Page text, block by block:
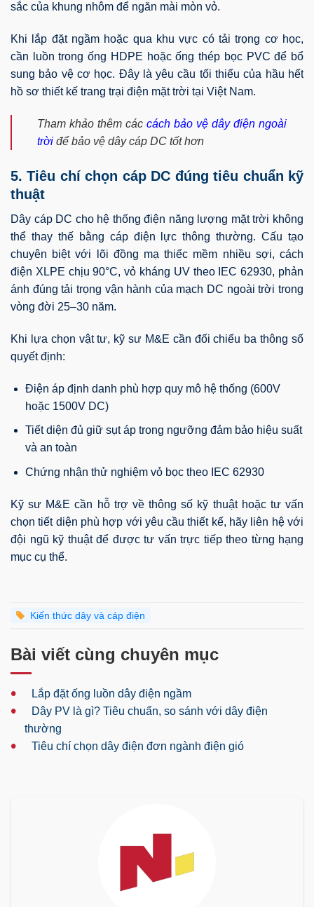
sắc của khung nhôm để ngăn mài mòn vỏ.
Khi lắp đặt ngầm hoặc qua khu vực có tải trọng cơ học,
cần luồn trong ống HDPE hoặc ống thép bọc PVC để bổ
sung bảo vệ cơ học. Đây là yêu cầu tối thiểu của hầu hết
hồ sơ thiết kế trang trại điện mặt trời tại Việt Nam.
Tham khảo thêm các cách bảo vệ dây điện ngoài
trời để bảo vệ dây cáp DC tốt hơn
5. Tiêu chí chọn cáp DC đúng tiêu chuẩn kỹ
thuật
Dây cáp DC cho hệ thống điện năng lượng mặt trời không
thể thay thế bằng cáp điện lực thông thường. Cấu tạo
chuyên biệt với lõi đồng mạ thiếc mềm nhiều sợi, cách
điện XLPE chịu 90°C, vỏ kháng UV theo IEC 62930, phản
ánh đúng tải trọng vận hành của mạch DC ngoài trời trong
vòng đời 25–30 năm.
Khi lựa chọn vật tư, kỹ sư M&E cần đối chiếu ba thông số
quyết định:
Điện áp định danh phù hợp quy mô hệ thống (600V
hoặc 1500V DC)
Tiết diện đủ giữ sụt áp trong ngưỡng đảm bảo hiệu suất
và an toàn
Chứng nhận thử nghiệm vỏ bọc theo IEC 62930
Kỹ sư M&E cần hỗ trợ về thông số kỹ thuật hoặc tư vấn
chọn tiết diện phù hợp với yêu cầu thiết kế, hãy liên hệ với
đội ngũ kỹ thuật để được tư vấn trực tiếp theo từng hạng
mục cụ thể.
Kiến thức dây và cáp điện
Bài viết cùng chuyên mục
• Lắp đặt ống luồn dây điện ngầm
•
Dây PV là gì? Tiêu chuẩn, so sánh với dây điện
thường
• Tiêu chí chọn dây điện đơn ngành điện gió